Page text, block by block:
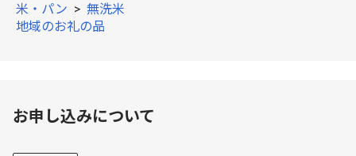
米・パン > 無洗米
地域のお礼の品
お申し込みについて